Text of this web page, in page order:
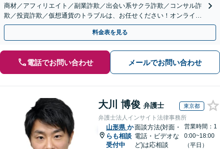
商材／アフィリエイト／副業詐欺／出会い系サクラ詐欺／コンサル詐
欺／投資詐欺／仮想通貨のトラブルは、お任せください！オンライン
のみで解決も可能！
料金表を見る
電話でお問い合わせ メールでお問い合わせ
大川 博俊 弁護士 東京都
弁護士法人インサイト法律事務所
山形県 か
らも相談
受付中
面談方法(対面・
電話・ビデオな
ど)は応相談
営業時間：1
0:00~18:00
（平日）